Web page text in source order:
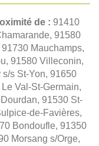
de : 91410
91580
Mauchamps,
91580 Villeconin,
s St-Yon, 91650
Val-St-Germain,
91530 St-
de-Favières,
Bondoufle, 91350
Morsang s/Orge,